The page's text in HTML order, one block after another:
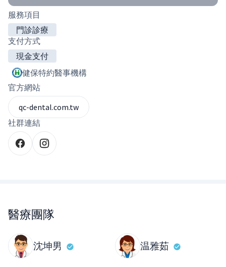
服務項目
門診診療
支付方式
現金支付
健保特約醫事機構
官方網站
qc-dental.com.tw
社群連結
醫療團隊
沈坤男 温雅茹